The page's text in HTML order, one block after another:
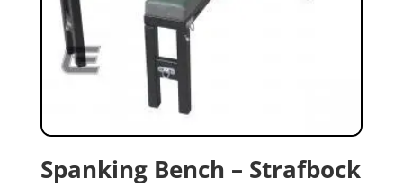
Spanking Bench – Strafbock